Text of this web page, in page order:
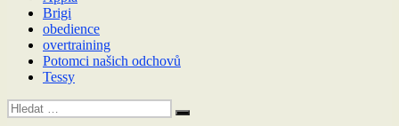
Brigi
obedience
overtraining
Potomci našich odchovů
Tessy
Hledat:
Hledání